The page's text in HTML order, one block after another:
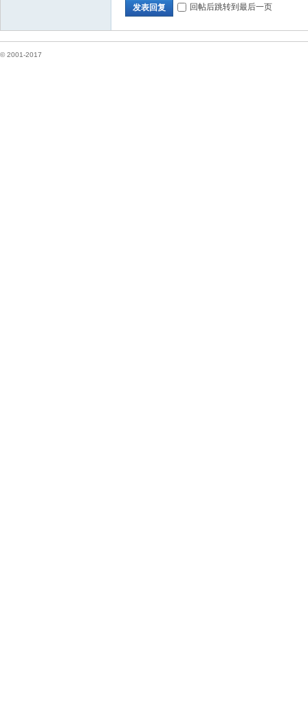
发表回复 回帖后跳转到最后一页
© 2001-2017